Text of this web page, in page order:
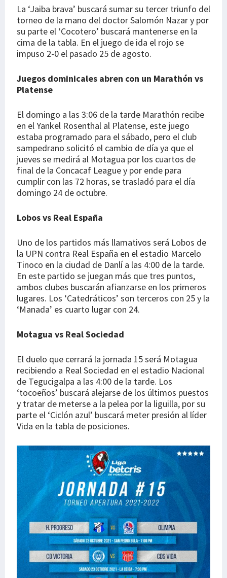
La ‘Jaiba brava’ buscará sumar su tercer triunfo del
torneo de la mano del doctor Salomón Nazar y por
su parte el ‘Cocotero’ buscará mantenerse en la
cima de la tabla. En el juego de ida el rojo se
impuso 2-0 el pasado 25 de agosto.
Juegos dominicales abren con un Marathón vs
Platense
El domingo a las 3:06 de la tarde Marathón recibe
en el Yankel Rosenthal al Platense, este juego
estaba programado para el sábado, pero el club
sampedrano solicitó el cambio de día ya que el
jueves se medirá al Motagua por los cuartos de
final de la Concacaf League y por ende para
cumplir con las 72 horas, se trasladó para el día
domingo 24 de octubre.
Lobos vs Real España
Uno de los partidos más llamativos será Lobos de
la UPN contra Real España en el estadio Marcelo
Tinoco en la ciudad de Danlí a las 4:00 de la tarde.
En este partido se juegan más que tres puntos,
ambos clubes buscarán afianzarse en los primeros
lugares. Los ‘Catedráticos’ son terceros con 25 y la
‘Manada’ es cuarto lugar con 24.
Motagua vs Real Sociedad
El duelo que cerrará la jornada 15 será Motagua
recibiendo a Real Sociedad en el estadio Nacional
de Tegucigalpa a las 4:00 de la tarde. Los
‘tocoeños’ buscará alejarse de los últimos puestos
y tratar de meterse a la pelea por la liguilla, por su
parte el ‘Ciclón azul’ buscará meter presión al líder
Vida en la tabla de posiciones.